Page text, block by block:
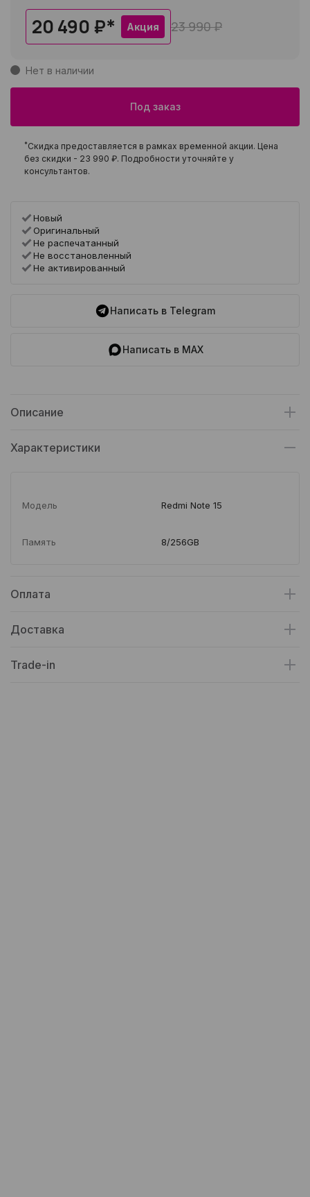
20 490 ₽* Акция 23 990 ₽
Нет в наличии
Под заказ
*Скидка предоставляется в рамках временной акции. Цена
без скидки - 23 990 ₽. Подробности уточняйте у
консультантов.
Новый
Оригинальный
Не распечатанный
Не восстановленный
Не активированный
Написать в Telegram
Написать в MAX
Описание
Характеристики
Модель Redmi Note 15
Память 8/256GB
Оплата
Доставка
Trade-in